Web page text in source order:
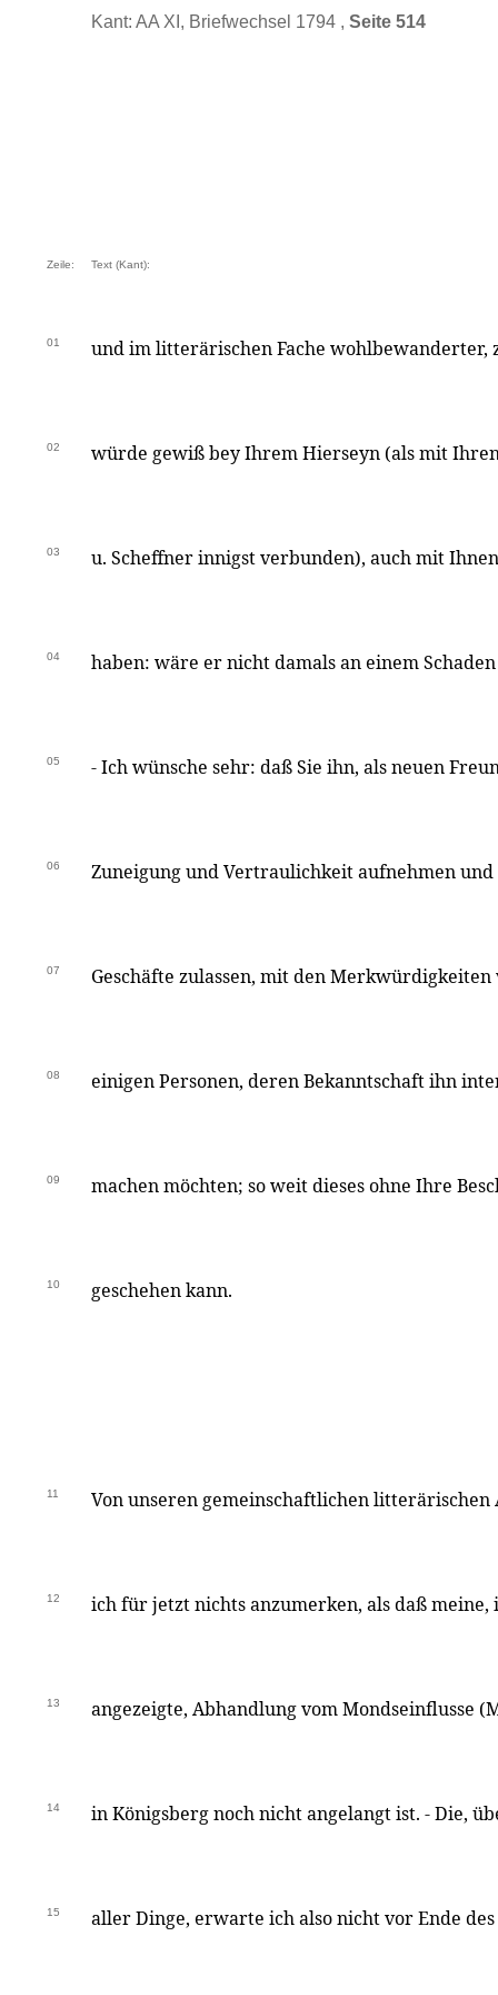
Kant: AA XI, Briefwechsel 1794 , Seite 514
Zeile: Text (Kant):
01 und im litterärischen Fache wohlbewanderter,
02 würde gewiß bey Ihrem Hierseyn (als mit
03 u. Scheffner innigst verbunden), auch mit
04 haben: wäre er nicht damals an einem
05 - Ich wünsche sehr: daß Sie ihn, als neuen
06 Zuneigung und Vertraulichkeit aufnehmen
07 Geschäfte zulassen, mit den
08 einigen Personen, deren Bekanntschaft ihn
09 machen möchten; so weit dieses ohne Ihre
10 geschehen kann.
11 Von unseren gemeinschaftlichen litterärischen
12 ich für jetzt nichts anzumerken, als daß meine,
13 angezeigte, Abhandlung vom Mondseinflusse
14 in Königsberg noch nicht angelangt ist. - Die,
15 aller Dinge, erwarte ich also nicht vor Ende des